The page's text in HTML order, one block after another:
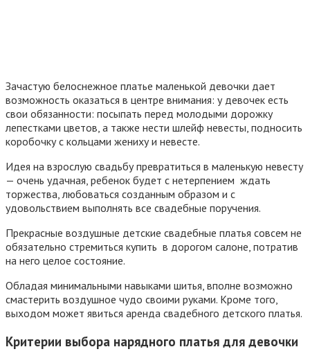
Зачастую белоснежное платье маленькой девочки дает
возможность оказаться в центре внимания: у девочек есть
свои обязанности: посыпать перед молодыми дорожку
лепестками цветов, а также нести шлейф невесты, подносить
коробочку с кольцами жениху и невесте.
Идея на взрослую свадьбу превратиться в маленькую невесту
— очень удачная, ребенок будет с нетерпением ждать
торжества, любоваться созданным образом и с
удовольствием выполнять все свадебные поручения.
Прекрасные воздушные детские свадебные платья совсем не
обязательно стремиться купить в дорогом салоне, потратив
на него целое состояние.
Обладая минимальными навыками шитья, вполне возможно
смастерить воздушное чудо своими руками. Кроме того,
выходом может явиться аренда свадебного детского платья.
Критерии выбора нарядного платья для девочки